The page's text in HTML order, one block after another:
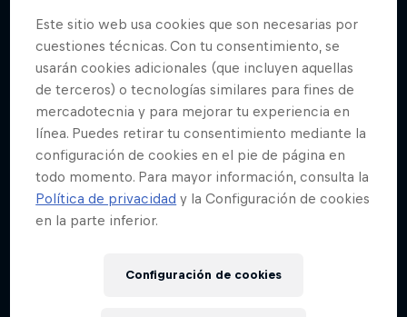
Una mirada a los momentos más grandes del
BMX
3 Temporadas · 27 episodios
BMX
Este sitio web usa cookies que son necesarias por
cuestiones técnicas. Con tu consentimiento, se
usarán cookies adicionales (que incluyen aquellas
de terceros) o tecnologías similares para fines de
mercadotecnia y para mejorar tu experiencia en
línea. Puedes retirar tu consentimiento mediante la
configuración de cookies en el pie de página en
todo momento. Para mayor información, consulta la
Política de privacidad y la Configuración de cookies
en la parte inferior.
Configuración de cookies